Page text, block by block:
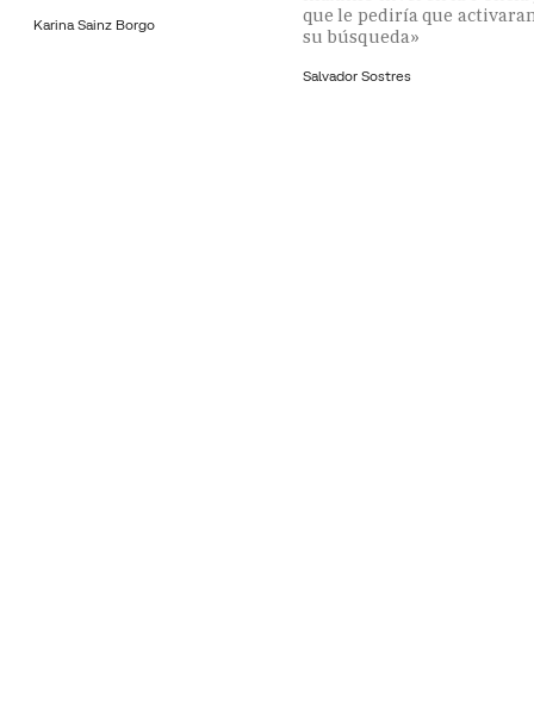
Karina Sainz Borgo
que le pediría que
su búsqueda»
Salvador Sostres